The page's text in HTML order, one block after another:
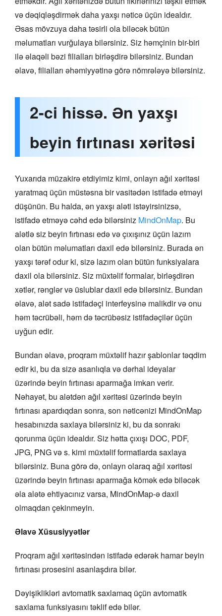
və dəqiqləşdirmək daha yaxşı nəticə üçün idealdır.
Əsas mövzuya daha təsirli ola biləcək bütün
məlumatları vurğulaya bilərsiniz. Siz həmçinin bir-biri
ilə əlaqəli bəzi filialları birləşdirə bilərsiniz. Bundan
əlavə, filialları əhəmiyyətinə görə nömrələyə bilərsiniz.
2-ci hissə. Ən yaxşı
beyin fırtınası xəritəsi
Yuxarıda müzakirə etdiyimiz kimi, onlayn ağıl xəritəsi
yaratmaq üçün müstəsna bir vasitədən istifadə etməyi
düşünün. Bu halda, ən yaxşı aləti istəyirsinizsə,
istifadə etməyə cəhd edə bilərsiniz MindOnMap. Bu
alətlə siz beyin fırtınası edə və çıxışınız üçün lazım
olan bütün məlumatları daxil edə bilərsiniz. Burada ən
yaxşı tərəf odur ki, sizə lazım olan bütün funksiyalara
daxil ola bilərsiniz. Siz müxtəlif formalar, birləşdirən
xətlər, rənglər və üslublar daxil edə bilərsiniz. Bundan
əlavə, alət sadə istifadəçi interfeysinə malikdir və onu
həm təcrübəli, həm də təcrübəsiz istifadəçilər üçün
uyğun edir.
Bundan əlavə, proqram müxtəlif hazır şablonlar təqdim
edir ki, bu da sizə asanlıqla və dərhal ideyalar
üzərində beyin fırtınası aparmağa imkan verir.
Nəhayət, bu alətdən ağıl xəritəsi üzərində beyin
fırtınası apardıqdan sonra, son nəticənizi MindOnMap
hesabınızda saxlaya bilərsiniz ki, bu da sonrakı
qorunma üçün idealdır. Siz hətta çıxışı DOC, PDF,
JPG, PNG və s. kimi müxtəlif formatlarda saxlaya
bilərsiniz. Buna görə də, onlayn olaraq ağıl xəritəsi
üzərində beyin fırtınası aparmağa kömək edə biləcək
əla alətə ehtiyacınız varsa, MindOnMap-ə daxil
olmaqdan çekinmeyin.
Əlavə Xüsusiyyətlər
Proqram ağıl xəritəsindən istifadə edərək hamar beyin
fırtınası prosesini asanlaşdıra bilər.
Dəyişiklikləri avtomatik saxlamaq üçün avtomatik
saxlama funksiyasını təklif edə bilər.